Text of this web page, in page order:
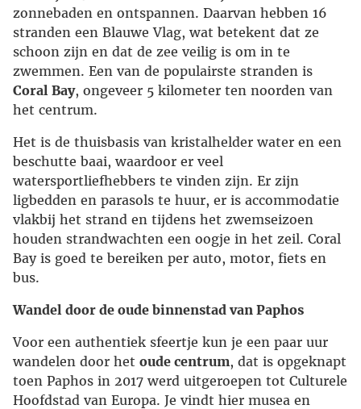
zonnebaden en ontspannen. Daarvan hebben 16
stranden een Blauwe Vlag, wat betekent dat ze
schoon zijn en dat de zee veilig is om in te
zwemmen. Een van de populairste stranden is
Coral Bay, ongeveer 5 kilometer ten noorden van
het centrum.
Het is de thuisbasis van kristalhelder water en een
beschutte baai, waardoor er veel
watersportliefhebbers te vinden zijn. Er zijn
ligbedden en parasols te huur, er is accommodatie
vlakbij het strand en tijdens het zwemseizoen
houden strandwachten een oogje in het zeil. Coral
Bay is goed te bereiken per auto, motor, fiets en
bus.
Wandel door de oude binnenstad van Paphos
Voor een authentiek sfeertje kun je een paar uur
wandelen door het oude centrum, dat is opgeknapt
toen Paphos in 2017 werd uitgeroepen tot Culturele
Hoofdstad van Europa. Je vindt hier musea en